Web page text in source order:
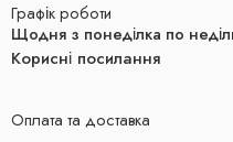
Графік роботи
Щодня з понеділка по
Корисні посилання
Оплата та доставка